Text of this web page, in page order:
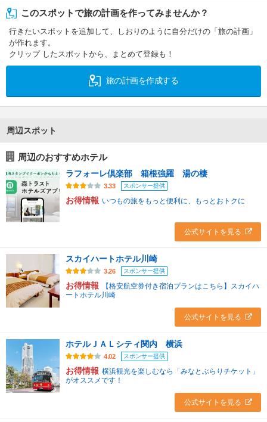
このスポットで旅の計画を作ってみませんか？
行きたいスポットを追加して、しおりのように自分だけの「旅の計画」
が作れます。
クリップ したスポットから、まとめて登録も！
旅の計画を作成する
周辺スポット
周辺のおすすめホテル
ラフォーレ倶楽部 箱根強羅 湯の棲
3.33 スポンサー提供
お得情報 いつもの旅をもっと便利に、もっとおトクに
公式サイトを見る
スカイハートホテル川崎
3.26 スポンサー提供
お得情報
【格安航空券付き宿泊プランはこちら】スカイハ
ートホテル川崎
公式サイトを見る
ホテルＪＡＬシティ関内 横浜
4.02 スポンサー提供
お得情報 横浜観光を楽しむなら「みなとぶらりチケット」
がオススメです！
公式サイトを見る